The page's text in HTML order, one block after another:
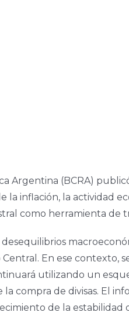
Argentina (BCRA)
inflación, la actividad
como herramienta de
En ese contexto,
utilizando un
compra de divisas. El
de la estabilidad